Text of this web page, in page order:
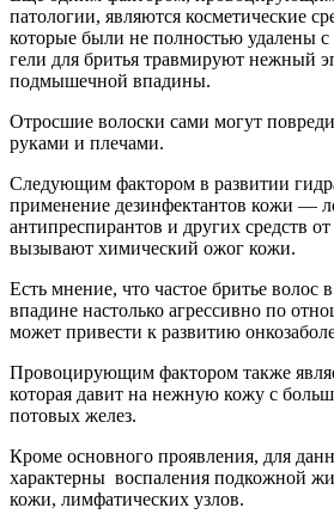
патологии, являются косметические
которые были не полностью удалены
гели для бритья травмируют нежный
подмышечной впадины.
Отросшие волоски сами могут
руками и плечами.
Следующим фактором в развитии
применение дезинфектантов кожи —
антипреспирантов и других средств
вызывают химический ожог кожи.
Есть мнение, что частое бритье
впадине настолько агрессивно по
может привести к развитию
Провоцирующим фактором также
которая давит на нежную кожу с
потовых желез.
Кроме основного проявления, для
характерны воспаления подкожной
кожи, лимфатических узлов.